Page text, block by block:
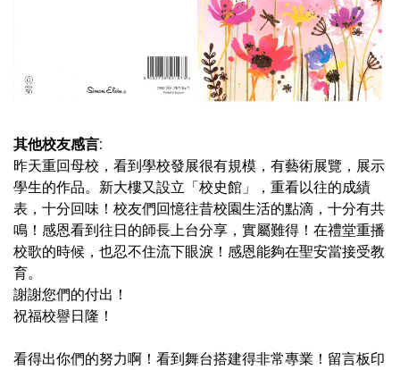
其他校友感言:
昨天重回母校，看到學校發展很有規模，有藝術展覽，展示
學生的作品。新大樓又設立「校史館」，重看以往的成績
表，十分回味！校友們回憶往昔校園生活的點滴，十分有共
鳴！感恩看到往日的師長上台分享，實屬難得！在禮堂重播
校歌的時候，也忍不住流下眼淚！感恩能夠在聖安當接受教
育。
謝謝您們的付出！
祝福校譽日隆！
看得出你們的努力啊！看到舞台搭建得非常專業！留言板印